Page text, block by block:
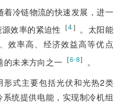
着冷链物流的快速发展，进一
效率的紧迫性 ［4］ 。太阳能
效率高、经济效益高等优点
的未来方向之一 ［6-8］
。
形式主要包括光伏和光热2类
统提供电能，实现制冷机组